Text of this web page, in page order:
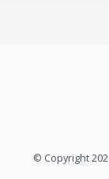
© Copyright